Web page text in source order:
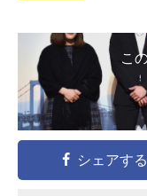
こ
シェアする